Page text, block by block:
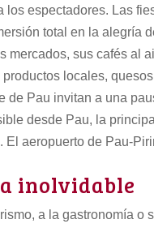
los espectadores. Las
total en la alegría
mercados, sus cafés al
locales,
de Pau invitan a una
desde Pau, la
aeropuerto de Pau-
inolvidable
a la gastronomía o